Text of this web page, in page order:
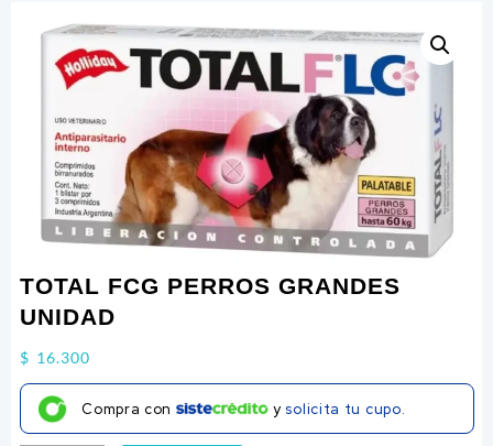
TOTAL FCG PERROS GRANDES
UNIDAD
$ 16.300
Compra con y solicita tu cupo.